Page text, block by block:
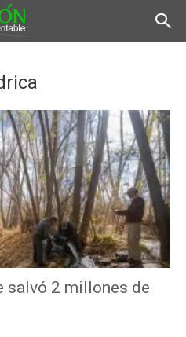
salvó 2 millones de